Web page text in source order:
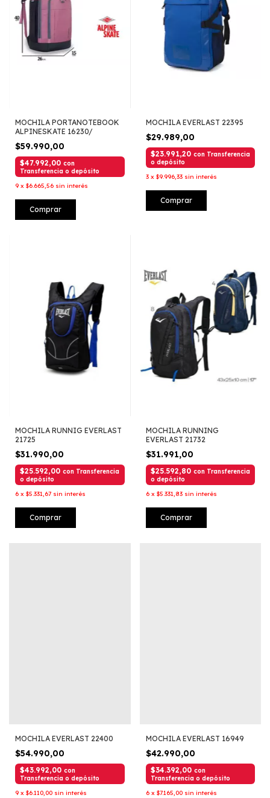
MOCHILA PORTANOTEBOOK
ALPINESKATE 16230/
$59.990,00
$47.992,00 con
Transferencia o depósito
9 x $6.665,56 sin interés
Comprar
MOCHILA EVERLAST 22395
$29.989,00
$23.991,20 con Transferencia
o depósito
3 x $9.996,33 sin interés
Comprar
MOCHILA RUNNIG EVERLAST
21725
$31.990,00
$25.592,00 con Transferencia
o depósito
6 x $5.331,67 sin interés
Comprar
MOCHILA RUNNING
EVERLAST 21732
$31.991,00
$25.592,80 con Transferencia
o depósito
6 x $5.331,83 sin interés
Comprar
MOCHILA EVERLAST 22400
$54.990,00
$43.992,00 con
Transferencia o depósito
9 x $6.110,00 sin interés
MOCHILA EVERLAST 16949
$42.990,00
$34.392,00 con
Transferencia o depósito
6 x $7.165,00 sin interés